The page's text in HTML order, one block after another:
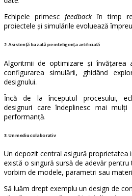
Echipele primescfeedback în timp
proiectele și simulările evoluează
2. Asistență bazată pe inteligența artificială
Algoritmii de optimizare și învățarea
configurarea simulării, ghidând
designului.
Încă de la începutul procesului,
designuri care îndeplinesc mai mulți
performanță.
3. Un mediu colaborativ
Un depozit central asigură proprietatea
există o singură sursă de adevăr
vorbim de modele, parametri sau
Să luăm drept exemplu un design de